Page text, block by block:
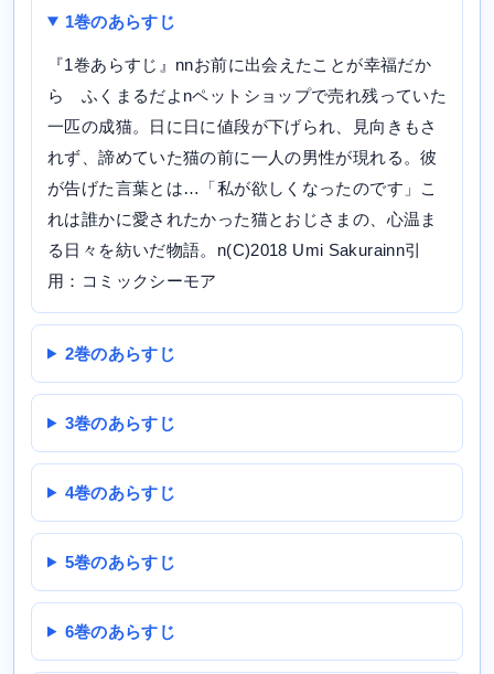
1巻のあらすじ
『1巻あらすじ』nnお前に出会えたことが幸福だか
ら ふくまるだよnペットショップで売れ残っていた
一匹の成猫。日に日に値段が下げられ、見向きもさ
れず、諦めていた猫の前に一人の男性が現れる。彼
が告げた言葉とは…「私が欲しくなったのです」こ
れは誰かに愛されたかった猫とおじさまの、心温ま
る日々を紡いだ物語。n(C)2018 Umi Sakurainn引
用：コミックシーモア
2巻のあらすじ
3巻のあらすじ
4巻のあらすじ
5巻のあらすじ
6巻のあらすじ